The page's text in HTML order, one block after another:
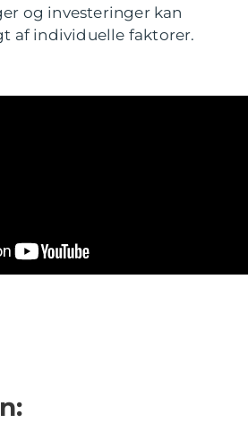
og investeringer kan
af individuelle faktorer.